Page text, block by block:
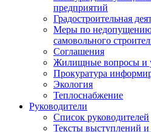
предприятий
Градостроительная
Меры по
самовольного
Соглашения
Жилищные вопросы и
Прокуратура
Экология
Теплоснабжение
Руководители
Список руководителей
Тексты выступлений и